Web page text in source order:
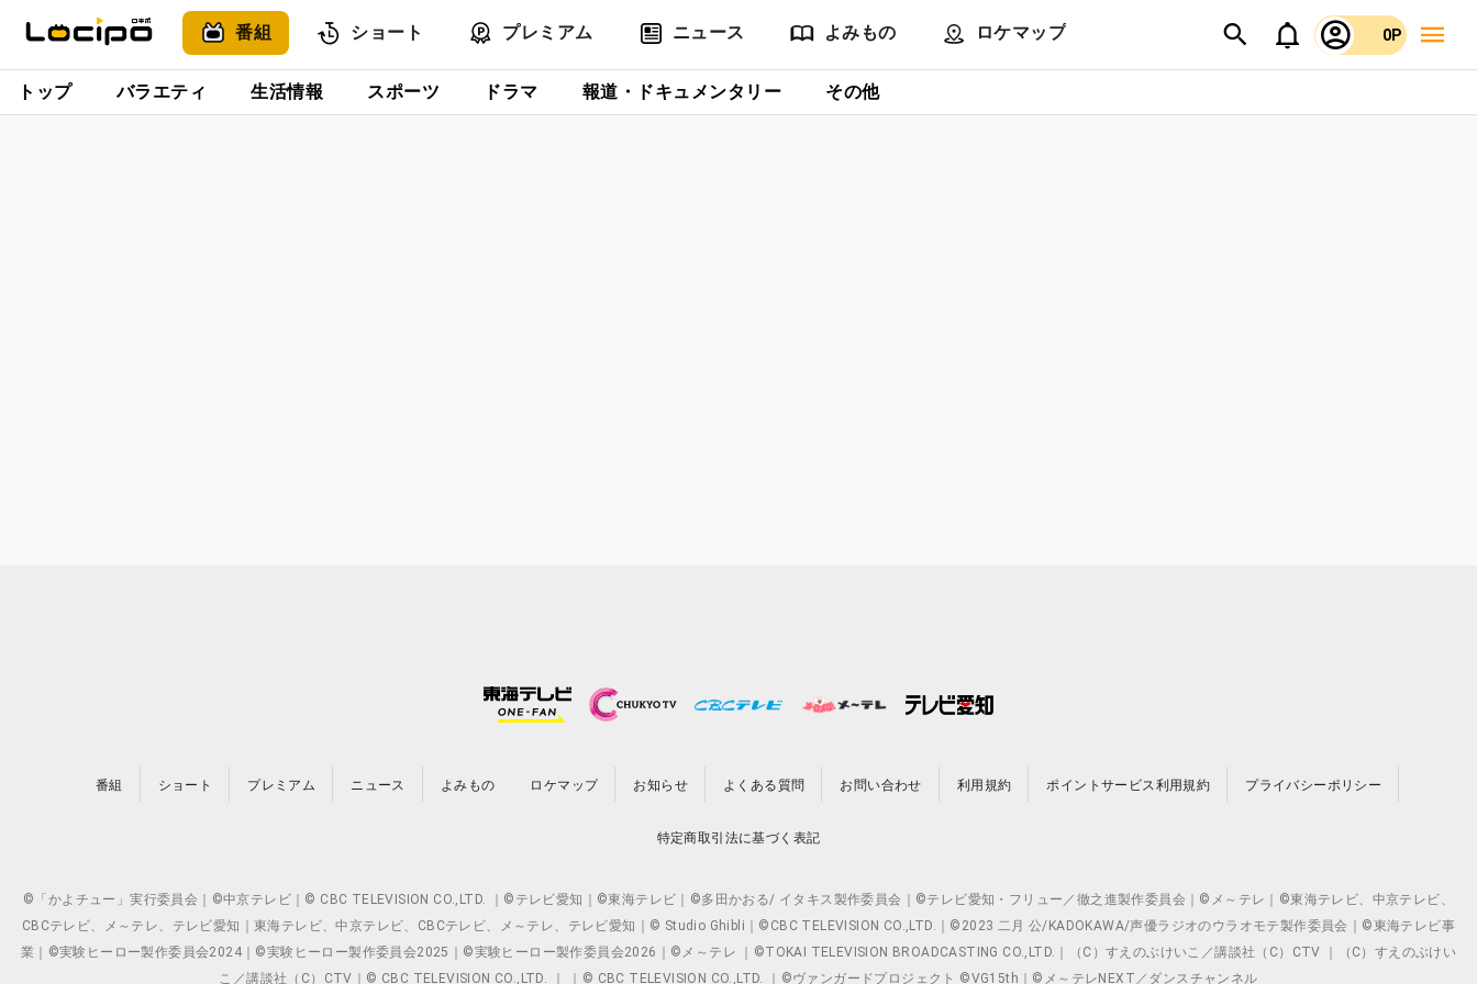
番組 ショート プレミアム ニュース よみもの ロケマップ 0P
トップ バラエティ 生活情報 スポーツ ドラマ 報道・ドキュメンタリー その他
番組 ショート プレミアム ニュース よみもの ロケマップ お知らせ よくある質問 お問い合わせ 利用規約 ポイントサービス利用規約 プライバシーポリシー
特定商取引法に基づく表記
©「かよチュー」実行委員会｜©中京テレビ｜© CBC TELEVISION CO.,LTD. ｜©テレビ愛知｜©東海テレビ｜©多田かおる/ イタキス製作委員会｜©テレビ愛知・フリュー／徹之進製作委員会｜©メ～テレ｜©東海テレビ、中京テレビ、
CBCテレビ、メ～テレ、テレビ愛知｜東海テレビ、中京テレビ、CBCテレビ、メ～テレ、テレビ愛知｜© Studio Ghibli｜©CBC TELEVISION CO.,LTD.｜©2023 二月 公/KADOKAWA/声優ラジオのウラオモテ製作委員会｜©東海テレビ事
業｜©実験ヒーロー製作委員会2024｜©実験ヒーロー製作委員会2025｜©実験ヒーロー製作委員会2026｜©メ～テレ ｜©TOKAI TELEVISION BROADCASTING CO.,LTD.｜（C）すえのぶけいこ／講談社（C）CTV ｜（C）すえのぶけい
こ／講談社（C）CTV｜© CBC TELEVISION CO.,LTD. ｜ ｜© CBC TELEVISION CO.,LTD. ｜©ヴァンガードプロジェクト ©VG15th｜©メ～テレNEXT／ダンスチャンネル